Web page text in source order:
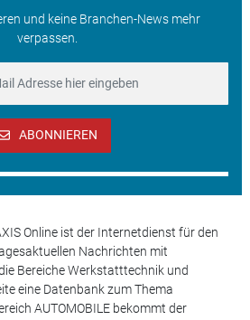
und keine Branchen-News mehr
verpassen.
ABONNIEREN
Online ist der Internetdienst für den
Nachrichten mit
Bereiche Werkstatttechnik und
eine Datenbank zum Thema
AUTOMOBILE bekommt der